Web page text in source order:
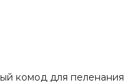
комод для пеленания